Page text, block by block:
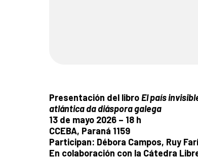
Presentación del libroEl país
atlántica da diáspora galega
13 de mayo 2026 – 18 h
CCEBA, Paraná 1159
Participan: Débora Campos, Ruy
En colaboración con la Cátedra